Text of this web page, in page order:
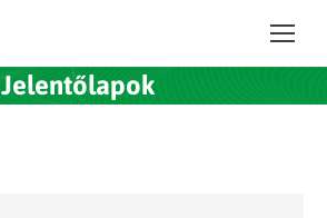
Jelentőlapok